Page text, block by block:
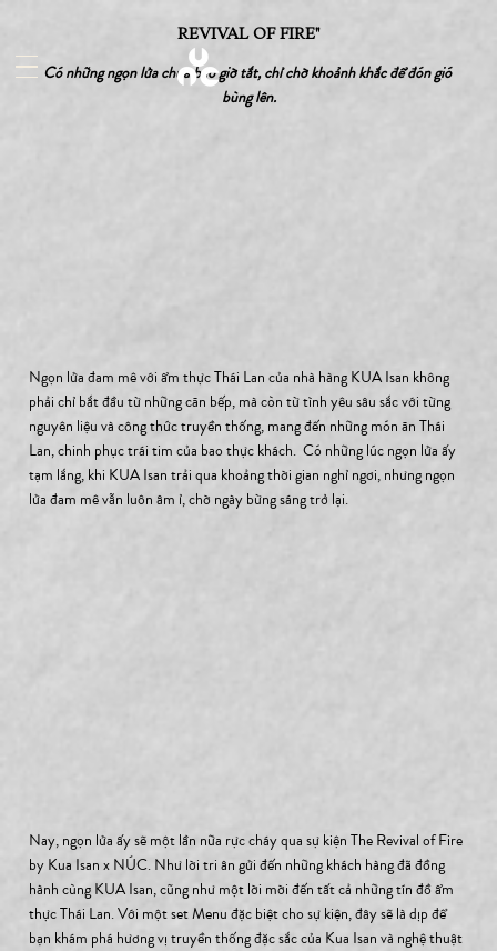
REVIVAL OF FIRE"
Có những ngọn lửa chưa bao giờ tắt, chỉ chờ khoảnh khắc để đón gió
bùng lên.
Ngọn lửa đam mê với ẩm thực Thái Lan của nhà hàng KUA Isan không
phải chỉ bắt đầu từ những căn bếp, mà còn từ tình yêu sâu sắc với từng
nguyên liệu và công thức truyền thống, mang đến những món ăn Thái
Lan, chinh phục trái tim của bao thực khách.  Có những lúc ngọn lửa ấy
tạm lắng, khi KUA Isan trải qua khoảng thời gian nghỉ ngơi, nhưng ngọn
lửa đam mê vẫn luôn âm ỉ, chờ ngày bừng sáng trở lại.
Nay, ngọn lửa ấy sẽ một lần nữa rực cháy qua sự kiện The Revival of Fire
by Kua Isan x NÚC. Như lời tri ân gửi đến những khách hàng đã đồng
hành cùng KUA Isan, cũng như một lời mời đến tất cả những tín đồ ẩm
thực Thái Lan. Với một set Menu đặc biệt cho sự kiện, đây sẽ là dịp để
bạn khám phá hương vị truyền thống đặc sắc của Kua Isan và nghệ thuật